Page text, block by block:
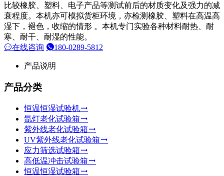
比较橡胶、塑料、电子产品等测试前后的材质变化及强力的减
衰程度。本机亦可模拟货柜环境，亦检测橡胶、塑料在高温高
湿下，褪色，收缩的情形 。本机专门实验各种材料耐热、耐
寒、耐干、耐湿的性能。
在线咨询
180-0289-5812
产品说明
产品分类
恒温恒湿试验机
氙灯老化试验箱
紫外线老化试验箱
UV紫外线老化试验箱
应力筛选试验箱
高低温冲击试验箱
恒温恒湿试验箱